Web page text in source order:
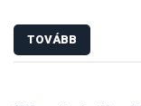
TOVÁBB